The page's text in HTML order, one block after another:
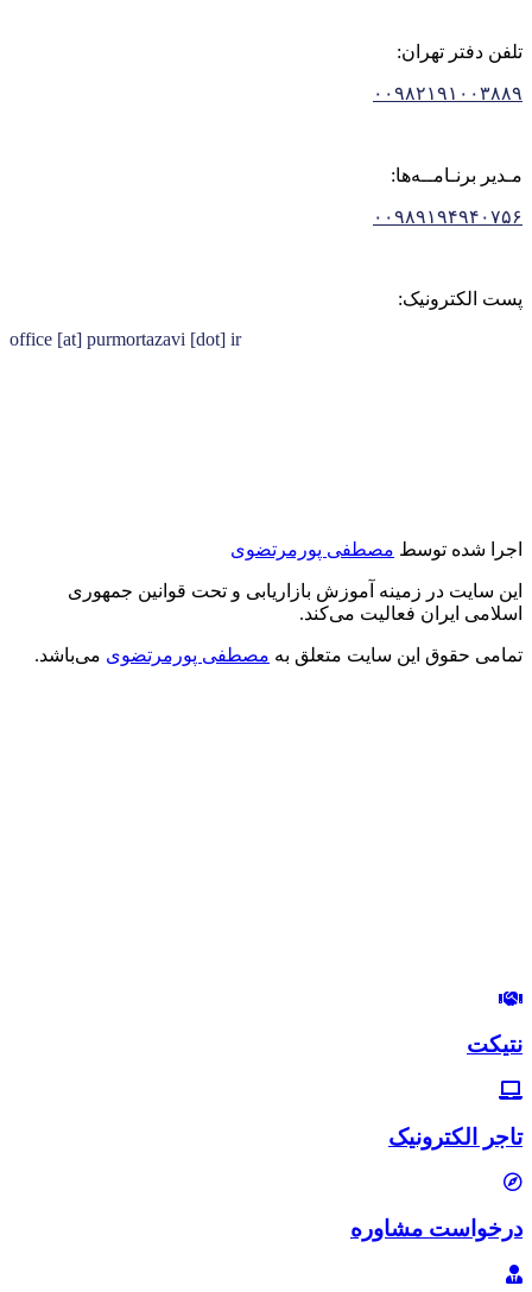
تلفن دفتر تهران:
۰۰۹۸۲۱۹۱۰۰۳۸۸۹
مـدیر برنـامــه‌ها:
۰۰۹۸۹۱۹۴۹۴۰۷۵۶
پست الکترونیک:
office [at] purmortazavi [dot] ir
اجرا شده توسط مصطفی پورمرتضوی
این سایت در زمینه آموزش بازاریابی و تحت قوانین جمهوری
اسلامی ایران فعالیت می‌کند.
تمامی حقوق این سایت متعلق به مصطفی پورمرتضوی می‌باشد.
نتیکت
تاجر الکترونیک
درخواست مشاوره